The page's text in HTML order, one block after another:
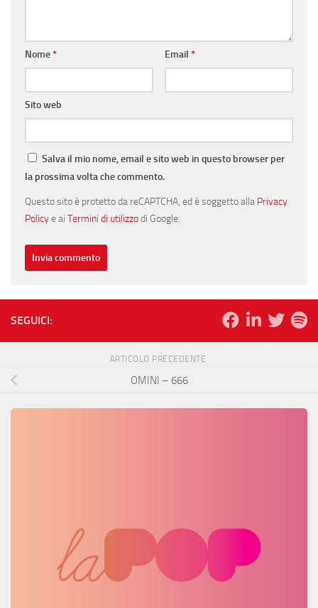
Nome* Email *
Sito web
Salva il mio nome, email e sito web in questo browser per
la prossima volta che commento.
Questo sito è protetto da reCAPTCHA, ed è soggetto alla Privacy
Policye ai Termini di utilizzodi Google.
SEGUICI:
ARTICOLO PRECEDENTE
OMINI – 666